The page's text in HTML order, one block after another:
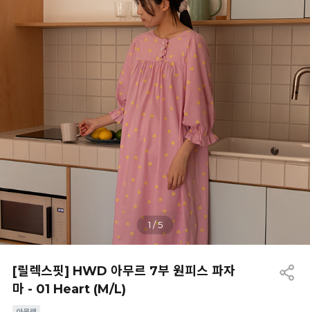
1 /5
[릴렉스핏] HWD 아무르 7부 원피스 파자
마 - 01 Heart (M/L)